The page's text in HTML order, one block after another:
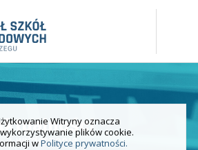
Witryny oznacza
plików cookie.
wPolityce prywatności.
i wydarzenia